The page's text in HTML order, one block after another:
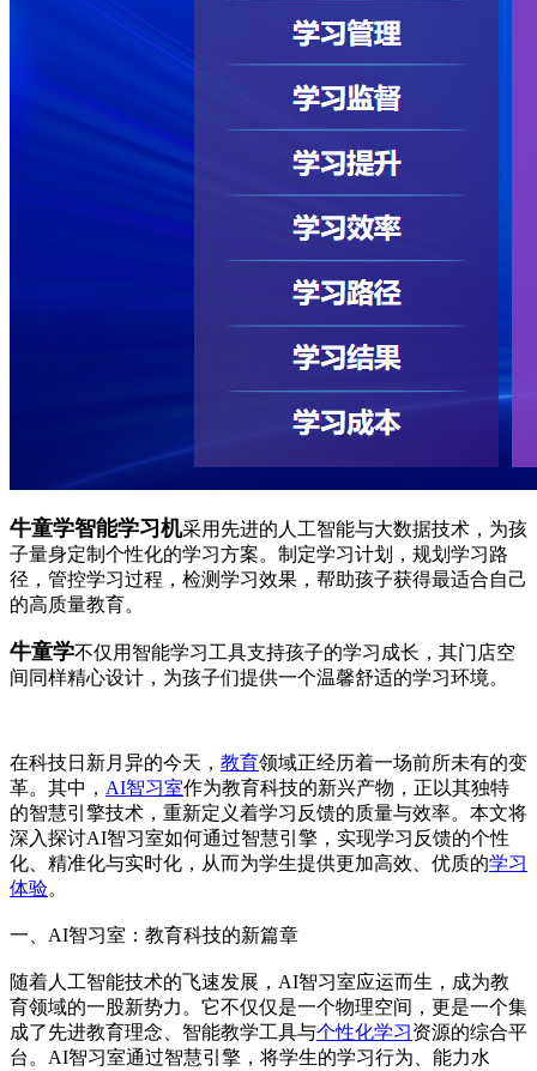
牛童学智能学习机采用先进的人工智能与大数据技术，为孩
子量身定制个性化的学习方案。制定学习计划，规划学习路
径，管控学习过程，检测学习效果，帮助孩子获得最适合自己
的高质量教育。
牛童学不仅用智能学习工具支持孩子的学习成长，其门店空
间同样精心设计，为孩子们提供一个温馨舒适的学习环境。
在科技日新月异的今天， 教育领域正经历着一场前所未有的变
革。其中， AI智习室作为教育科技的新兴产物，正以其独特
的智慧引擎技术，重新定义着学习反馈的质量与效率。本文将
深入探讨AI智习室如何通过智慧引擎，实现学习反馈的个性
化、精准化与实时化，从而为学生提供更加高效、优质的学习
体验。
一、AI智习室：教育科技的新篇章
随着人工智能技术的飞速发展，AI智习室应运而生，成为教
育领域的一股新势力。它不仅仅是一个物理空间，更是一个集
成了先进教育理念、智能教学工具与个性化学习资源的综合平
台。AI智习室通过智慧引擎，将学生的学习行为、能力水